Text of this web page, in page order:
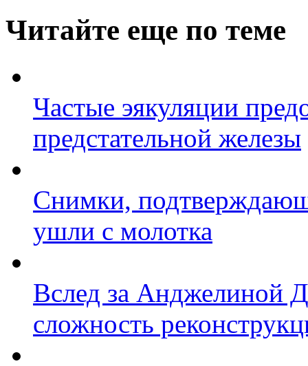
Читайте еще по теме
Частые эякуляции
предстательной железы
Снимки,
ушли с молотка
Вслед за Анджелиной
сложность